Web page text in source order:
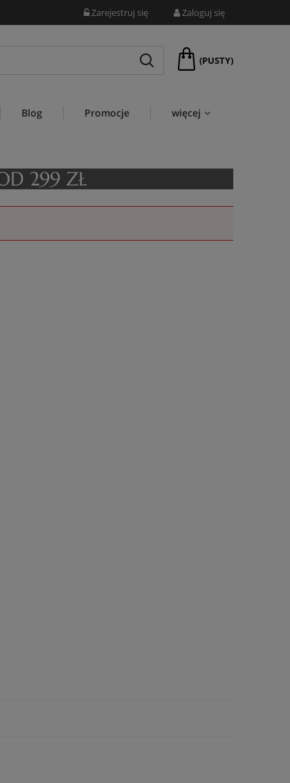
Zarejestruj się Zaloguj się
(PUSTY)
Blog Promocje więcej